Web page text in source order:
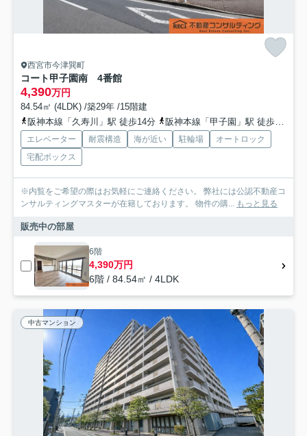
西宮市今津巽町
コート甲子園南 4番館
4,390万円
84.54㎡ (4LDK) /築29年 /15階建
阪神本線「久寿川」駅 徒歩14分
阪神本線「甲子園」駅 徒歩16分
エレベーター 耐震構造 海が近い 駐輪場
オートロック
宅配ボックス
※内覧をご希望の際はお気軽にご連絡ください。 弊社には公認不動産コ
ンサルティングマスターが在籍しております。 物件の購... もっと見る
販売中の部屋
6階
4,390万円
6階 / 84.54㎡ / 4LDK
中古マンション